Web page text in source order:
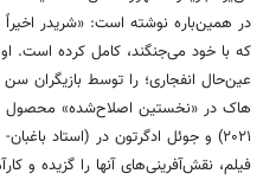
در همین‌باره نوشته است: «شریدر اخیراً
که با خود می‌جنگند، کامل کرده است.
عین‌حال انفجاری؛ را توسط بازیگران
فیلم، نقش‌آفرینی‌های آنها را گزیده و